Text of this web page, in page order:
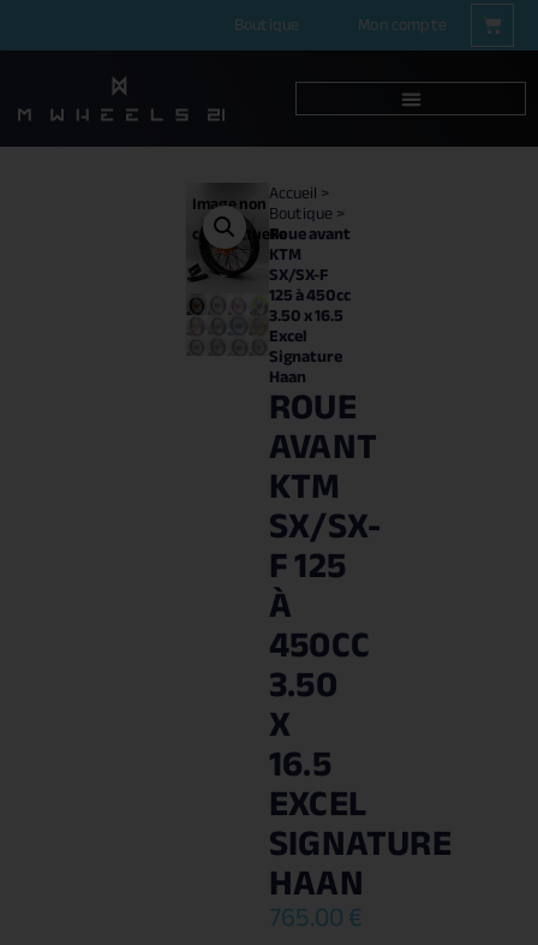
Boutique Mon compte
Image non
contractuelle
Accueil>
Boutique>
Roue avant
KTM
SX/SX-F
125 à 450cc
3.50 x 16.5
Excel
Signature
Haan
ROUE
AVANT
KTM
SX/SX-
F 125
À
450CC
3.50
X
16.5
EXCEL
SIGNATURE
HAAN
765.00€